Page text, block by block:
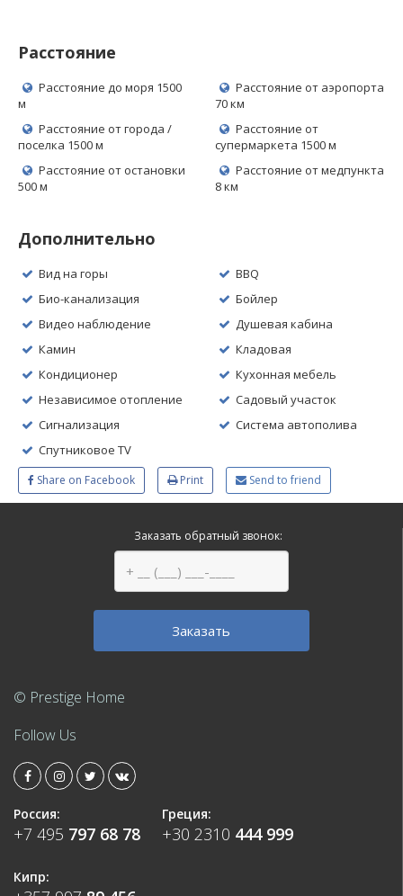
Расстояние
Расстояние до моря 1500
м
Расстояние от аэропорта
70 км
Расстояние от города /
поселка 1500 м
Расстояние от
супермаркета 1500 м
Расстояние от остановки
500 м
Расстояние от медпункта
8 км
Дополнительно
Вид на горы
BBQ
Био-канализация
Бойлер
Видео наблюдение
Душевая кабина
Камин
Кладовая
Кондиционер
Кухонная мебель
Независимое отопление
Садовый участок
Сигнализация
Система автополива
Спутниковое TV
Share on Facebook Print Send to friend
© Prestige Home
Follow Us
Заказать обратный звонок:
Россия:
+7 495 797 68 78
Греция:
+30 2310 444 999
Кипр: